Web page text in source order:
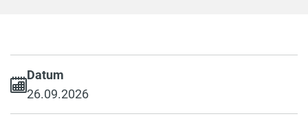
Datum
26.09.2026